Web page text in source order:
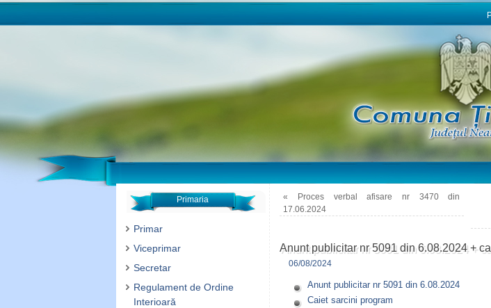
« Proces verbal afisare nr 3470 din
17.06.2024
Anunt publicitar nr 5091 din 6.08.2024 +
06/08/2024
Anunt publicitar nr 5091 din 6.08.2024
Caiet sarcini program
Primaria
Primar
Viceprimar
Secretar
Regulament de Ordine
Interioară